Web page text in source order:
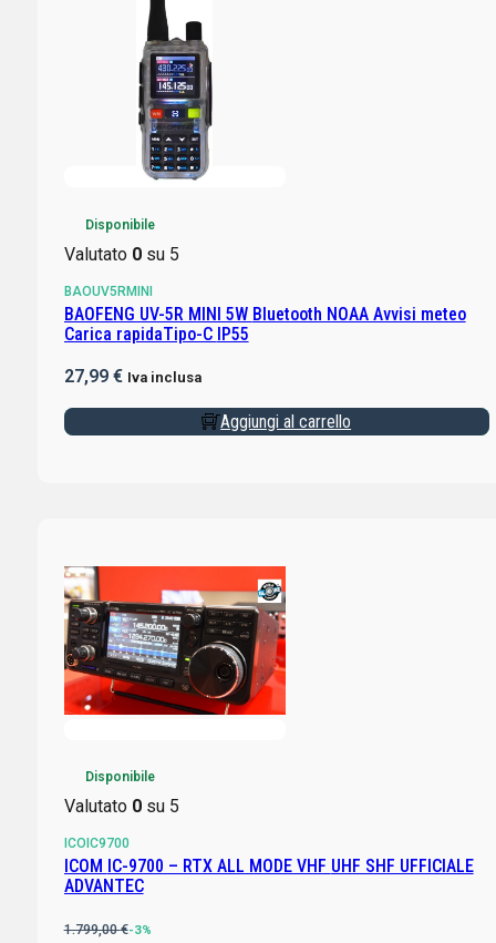
Disponibile
Valutato 0su 5
BAOUV5RMINI
BAOFENG UV-5R MINI 5W Bluetooth NOAA Avvisi meteo
Carica rapidaTipo-C IP55
27,99 € Iva inclusa
Aggiungi al carrello
Disponibile
Valutato 0su 5
ICOIC9700
ICOM IC-9700 – RTX ALL MODE VHF UHF SHF UFFICIALE
ADVANTEC
1.799,00€-3%